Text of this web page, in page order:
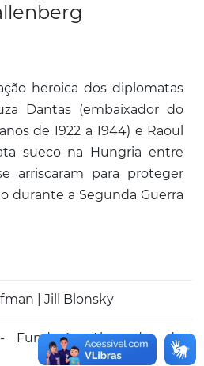
heroica dos diplomatas
Dantas (embaixador do
de 1922 a 1944) e Raoul
sueco na Hungria entre
arriscaram para proteger
durante a Segunda Guerra
| Jill Blonsky
- Fundação Alexandre de